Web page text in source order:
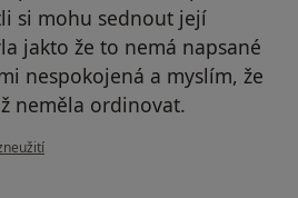
si mohu sednout její
jakto že to nemá napsané
nespokojená a myslím, že
neměla ordinovat.
uživatele Váš účet byl odstraněn